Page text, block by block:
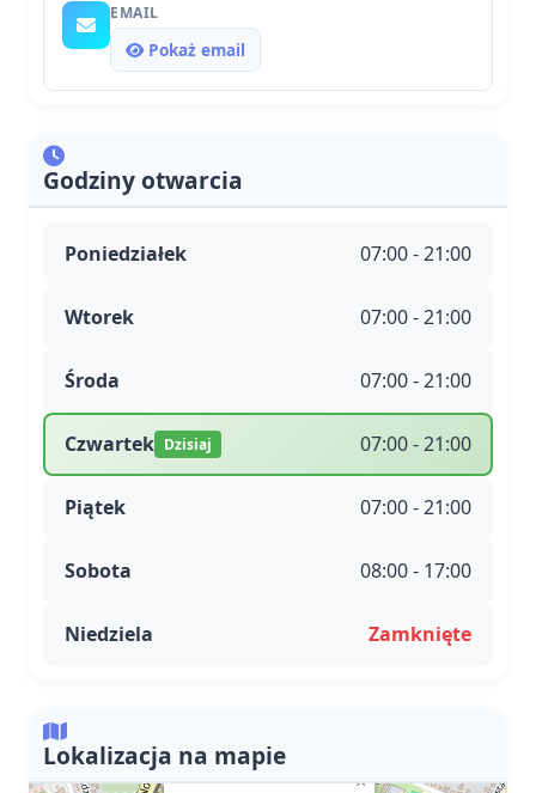
EMAIL
Pokaż email
Godziny otwarcia
Poniedziałek 07:00 - 21:00
Wtorek 07:00 - 21:00
Środa 07:00 - 21:00
Czwartek Dzisiaj 07:00 - 21:00
Piątek 07:00 - 21:00
Sobota 08:00 - 17:00
Niedziela Zamknięte
Lokalizacja na mapie
×